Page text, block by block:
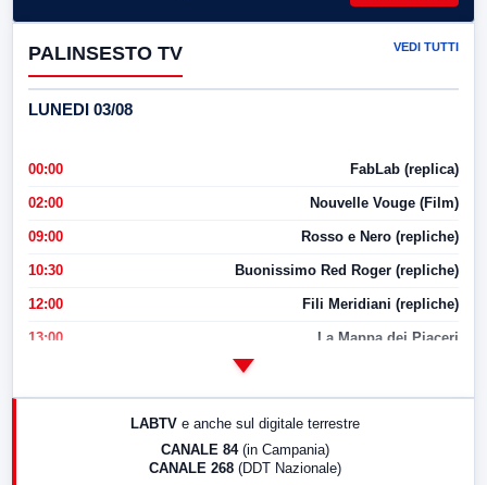
PALINSESTO TV VEDI TUTTI
LUNEDI 03/08
00:00 FabLab (replica)
02:00 Nouvelle Vouge (Film)
09:00 Rosso e Nero (repliche)
10:30 Buonissimo Red Roger (repliche)
12:00 Fili Meridiani (repliche)
13:00 La Mappa dei Piaceri
LABTV e anche sul digitale terrestre
CANALE 84 (in Campania)
CANALE 268 (DDT Nazionale)